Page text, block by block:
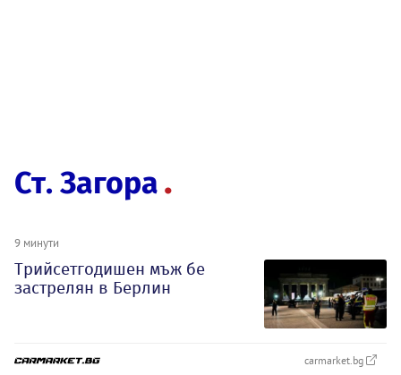
Ст. Загора
9 минути
Трийсетгодишен мъж бе
застрелян в Берлин
carmarket.bg